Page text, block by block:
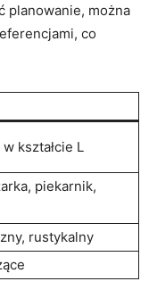
planowanie, można
co
⁣kształcie L
piekarnik,
rustykalny